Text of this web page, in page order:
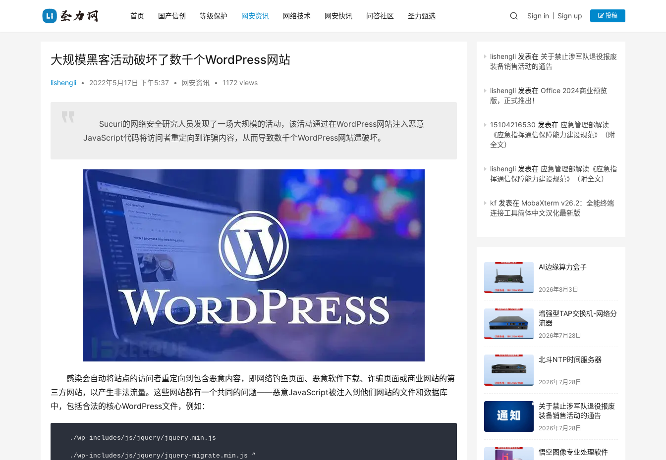
首页 国产信创 等级保护 网安资讯 网络技术 网安快讯 问答社区 圣力甄选 Sign in Sign up 投稿
大规模黑客活动破坏了数千个WordPress网站
lishengli • 2022年5月17日 下午5:37 • 网安资讯 • 1172 views
Sucuri的网络安全研究人员发现了一场大规模的活动，该活动通过在WordPress网站注入恶意
JavaScript代码将访问者重定向到诈骗内容，从而导致数千个WordPress网站遭破坏。
感染会自动将站点的访问者重定向到包含恶意内容，即网络钓鱼页面、恶意软件下载、诈骗页面或商业网站的第
三方网站，以产生非法流量。这些网站都有一个共同的问题——恶意JavaScript被注入到他们网站的文件和数据库
中，包括合法的核心WordPress文件，例如：
./wp-includes/js/jquery/jquery.min.js
./wp-includes/js/jquery/jquery-migrate.min.js “
lishengli 发表在 关于禁止涉军队退役报废
装备销售活动的通告
lishengli 发表在 Office 2024商业预览
版，正式推出！
15104216530 发表在 应急管理部解读
《应急指挥通信保障能力建设规范》（附
全文）
lishengli 发表在 应急管理部解读《应急指
挥通信保障能力建设规范》（附全文）
kf 发表在 MobaXterm v26.2：全能终端
连接工具简体中文汉化最新版
AI边缘算力盒子
2026年8月3日
增强型TAP交换机-网络分
流器
2026年7月28日
北斗NTP时间服务器
2026年7月28日
关于禁止涉军队退役报废
装备销售活动的通告
2026年7月28日
悟空图像专业处理软件